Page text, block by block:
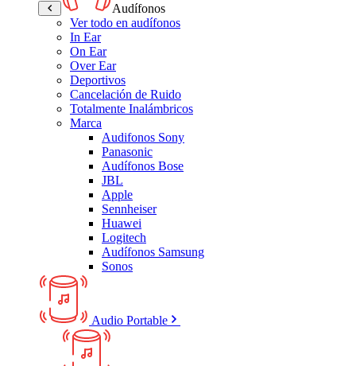
Audífonos
Ver todo en audífonos
In Ear
On Ear
Over Ear
Deportivos
Cancelación de Ruido
Totalmente Inalámbricos
Marca
Audifonos Sony
Panasonic
Audífonos Bose
JBL
Apple
Sennheiser
Huawei
Logitech
Audífonos Samsung
Sonos
Audio Portable